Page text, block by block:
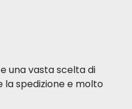
una vasta scelta di
la spedizione e molto